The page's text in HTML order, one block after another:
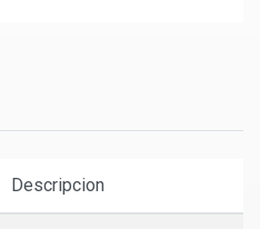
Descripcion